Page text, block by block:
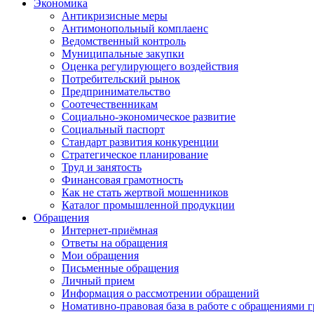
Экономика
Антикризисные меры
Антимонопольный комплаенс
Ведомственный контроль
Муниципальные закупки
Оценка регулирующего воздействия
Потребительский рынок
Предпринимательство
Соотечественникам
Социально-экономическое развитие
Социальный паспорт
Стандарт развития конкуренции
Стратегическое планирование
Труд и занятость
Финансовая грамотность
Как не стать жертвой мошенников
Каталог промышленной продукции
Обращения
Интернет-приёмная
Ответы на обращения
Мои обращения
Письменные обращения
Личный прием
Информация о рассмотрении обращений
Номативно-правовая база в работе с обращениями